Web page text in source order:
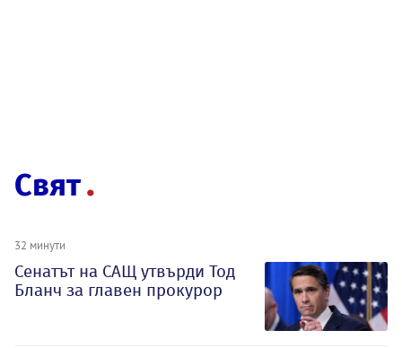
Свят
32 минути
Сенатът на САЩ утвърди Тод
Бланч за главен прокурор